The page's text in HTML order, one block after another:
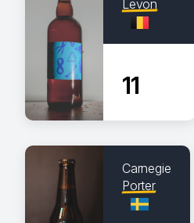
Levon
11
Carnegie
Porter